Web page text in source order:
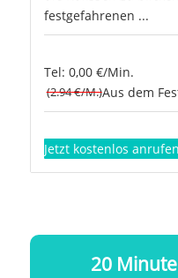
festgefahrenen ...
Tel: 0,00 €/Min.
(2.94 €/M.)Aus dem
Jetzt kostenlos
20